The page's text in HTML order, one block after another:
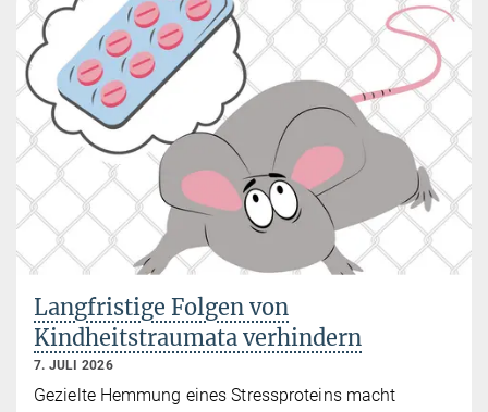
Langfristige Folgen von
Kindheitstraumata verhindern
7. JULI 2026
Gezielte Hemmung eines Stressproteins macht